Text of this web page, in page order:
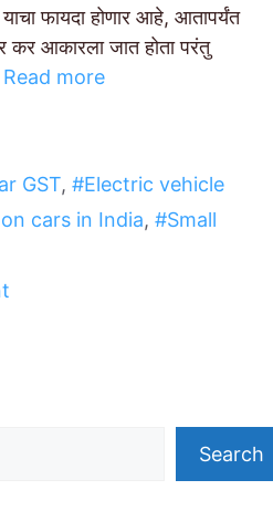
फायदा होणार आहे, आतापर्यंत
कर आकारला जात होता परंतु
Read more
GST, #Electric vehicle
cars in India, #Small
Search